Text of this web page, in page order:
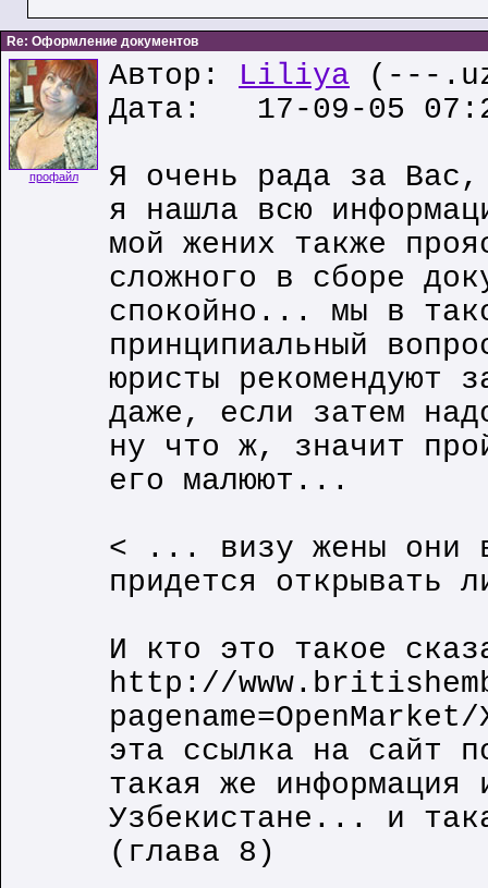
Re: Оформление документов
профайл
Автор: Liliya (---
Дата: 17-09-05
Я очень рада за
я нашла всю
мой жених также
сложного в сборе
спокойно... мы в
принципиальный
юристы рекомендуют
даже, если затем
ну что ж, значит
его малюют...
< ... визу жены они
придется открывать
И кто это такое
http://
эта ссылка на сайт
такая же информация
Узбекистане... и
(глава 8)